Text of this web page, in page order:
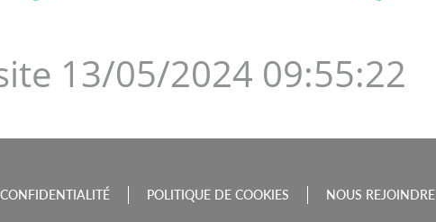
13/05/2024 09:55:22
POLITIQUE DE COOKIES NOUS REJOINDRE